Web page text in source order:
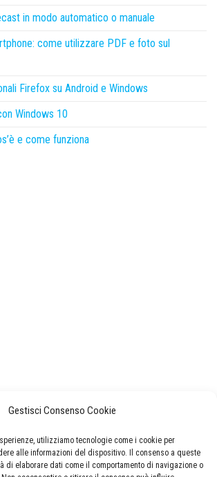
Gestisci Consenso Cookie
utilizziamo tecnologie come i cookie per
alle informazioni del dispositivo. Il consenso a queste
di elaborare dati come il comportamento di navigazione o
in modo automatico o manuale
come utilizzare PDF e foto sul
Firefox su Android e Windows
Windows 10
e come funziona